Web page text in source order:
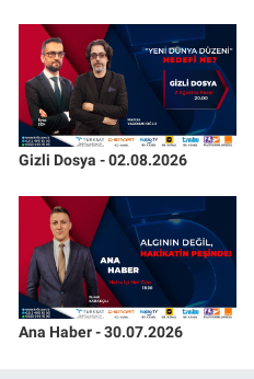
Gizli Dosya - 02.08.2026
Ana Haber - 30.07.2026